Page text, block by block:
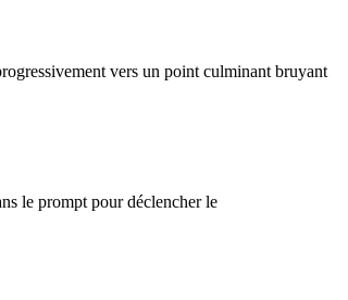
vers un point culminant bruyant
le prompt pour déclencher le